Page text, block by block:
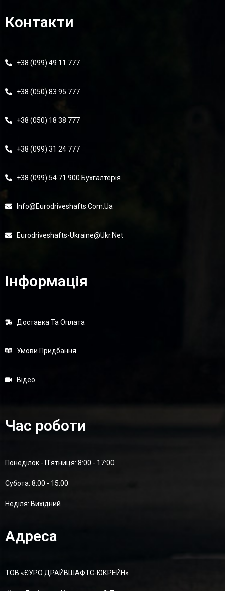
Контакти
+38 (099) 49 11 777
+38 (050) 83 95 777
+38 (050) 18 38 777
+38 (099) 31 24 777
+38 (099) 54 71 900 Бухгалтерія
Info@eurodriveshafts.com.ua
Eurodriveshafts-Ukraine@ukr.net
Інформація
Доставка Та Оплата
Умови Придбання
Відео
Час роботи
Понеділок - П'ятниця: 8:00 - 17:00
Суботa: 8:00 - 15:00
Неділя: Вихідний
Адреса
ТОВ «ЄУРО ДРАЙВШАФТC-ЮКРЕЙН»